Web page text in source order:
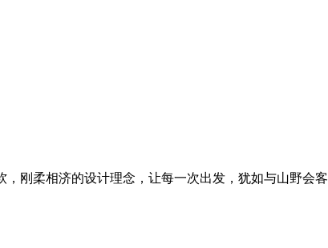
，刚柔相济的设计理念，让每一次出发，犹如与山野会客